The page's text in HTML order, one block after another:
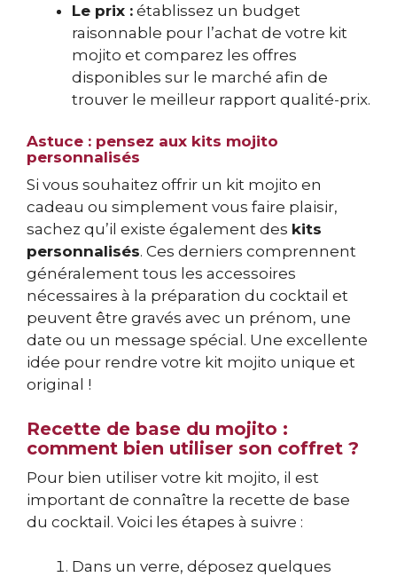
Le prix : établissez un budget
raisonnable pour l’achat de votre kit
mojito et comparez les offres
disponibles sur le marché afin de
trouver le meilleur rapport qualité-prix.
Astuce : pensez aux kits mojito
personnalisés
Si vous souhaitez offrir un kit mojito en
cadeau ou simplement vous faire plaisir,
sachez qu’il existe également des kits
personnalisés. Ces derniers comprennent
généralement tous les accessoires
nécessaires à la préparation du cocktail et
peuvent être gravés avec un prénom, une
date ou un message spécial. Une excellente
idée pour rendre votre kit mojito unique et
original !
Recette de base du mojito :
comment bien utiliser son coffret ?
Pour bien utiliser votre kit mojito, il est
important de connaître la recette de base
du cocktail. Voici les étapes à suivre :
Dans un verre, déposez quelques